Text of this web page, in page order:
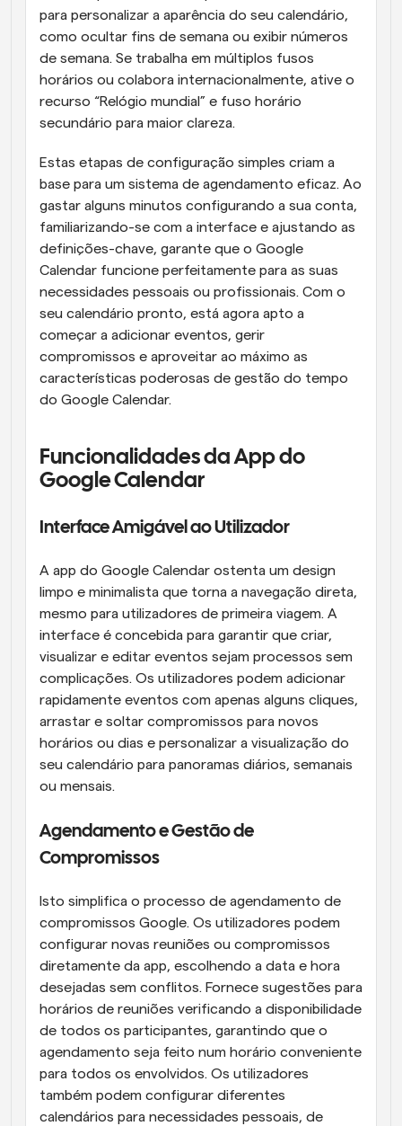
para personalizar a aparência do seu calendário,
como ocultar fins de semana ou exibir números
de semana. Se trabalha em múltiplos fusos
horários ou colabora internacionalmente, ative o
recurso “Relógio mundial” e fuso horário
secundário para maior clareza.
Estas etapas de configuração simples criam a
base para um sistema de agendamento eficaz. Ao
gastar alguns minutos configurando a sua conta,
familiarizando-se com a interface e ajustando as
definições-chave, garante que o Google
Calendar funcione perfeitamente para as suas
necessidades pessoais ou profissionais. Com o
seu calendário pronto, está agora apto a
começar a adicionar eventos, gerir
compromissos e aproveitar ao máximo as
características poderosas de gestão do tempo
do Google Calendar.
Funcionalidades da App do
Google Calendar
Interface Amigável ao Utilizador
A app do Google Calendar ostenta um design
limpo e minimalista que torna a navegação direta,
mesmo para utilizadores de primeira viagem. A
interface é concebida para garantir que criar,
visualizar e editar eventos sejam processos sem
complicações. Os utilizadores podem adicionar
rapidamente eventos com apenas alguns cliques,
arrastar e soltar compromissos para novos
horários ou dias e personalizar a visualização do
seu calendário para panoramas diários, semanais
ou mensais.
Agendamento e Gestão de
Compromissos
Isto simplifica o processo de agendamento de
compromissos Google. Os utilizadores podem
configurar novas reuniões ou compromissos
diretamente da app, escolhendo a data e hora
desejadas sem conflitos. Fornece sugestões para
horários de reuniões verificando a disponibilidade
de todos os participantes, garantindo que o
agendamento seja feito num horário conveniente
para todos os envolvidos. Os utilizadores
também podem configurar diferentes
calendários para necessidades pessoais, de